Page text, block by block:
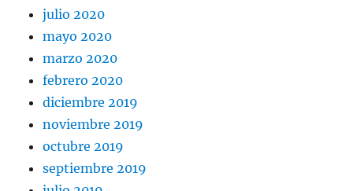
julio 2020
mayo 2020
marzo 2020
febrero 2020
diciembre 2019
noviembre 2019
octubre 2019
septiembre 2019